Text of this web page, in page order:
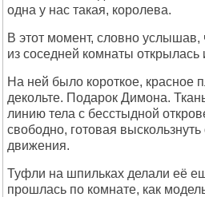
одна у нас такая, королева.
В этот момент, словно услышав,
из соседней комнаты
На ней было короткое, красное
декольте. Подарок Димона.
линию тела с бесстыдной
свободно, готовая выскользнуть
движения.
Туфли на шпильках делали её
прошлась по комнате, как